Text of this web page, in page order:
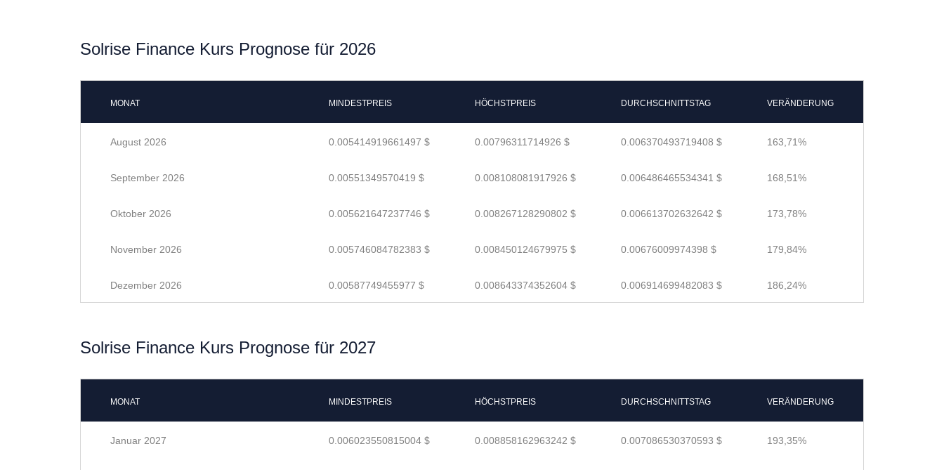
Solrise Finance Kurs Prognose für 2026
MONAT MINDESTPREIS HÖCHSTPREIS DURCHSCHNITTSTAG VERÄNDERUNG
August 2026 0.005414919661497 $ 0.00796311714926 $ 0.006370493719408 $ 163,71%
September 2026 0.00551349570419 $ 0.008108081917926 $ 0.006486465534341 $ 168,51%
Oktober 2026 0.005621647237746 $ 0.008267128290802 $ 0.006613702632642 $ 173,78%
November 2026 0.005746084782383 $ 0.008450124679975 $ 0.00676009974398 $ 179,84%
Dezember 2026 0.00587749455977 $ 0.008643374352604 $ 0.006914699482083 $ 186,24%
Solrise Finance Kurs Prognose für 2027
MONAT MINDESTPREIS HÖCHSTPREIS DURCHSCHNITTSTAG VERÄNDERUNG
Januar 2027 0.006023550815004 $ 0.008858162963242 $ 0.007086530370593 $ 193,35%